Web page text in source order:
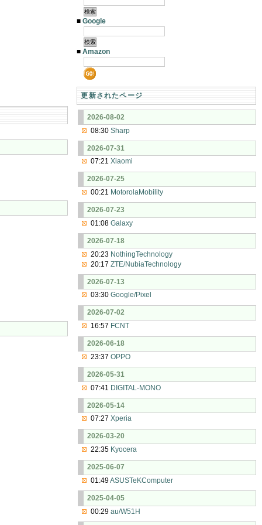
■Google
■Amazon
更新されたページ
2026-08-02
08:30Sharp
2026-07-31
07:21Xiaomi
2026-07-25
00:21 MotorolaMobility
2026-07-23
01:08Galaxy
2026-07-18
20:23 NothingTechnology
20:17ZTE/NubiaTechnology
2026-07-13
03:30Google/Pixel
2026-07-02
16:57 FCNT
2026-06-18
23:37OPPO
2026-05-31
07:41 DIGITAL-MONO
2026-05-14
07:27Xperia
2026-03-20
22:35 Kyocera
2025-06-07
01:49ASUSTeKComputer
2025-04-05
00:29au/W51H